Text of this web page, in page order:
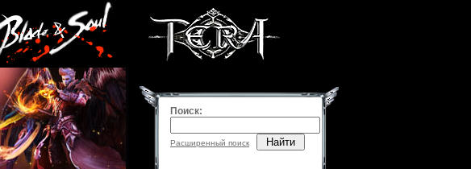
Поиск:
Расширенный поиск Найти